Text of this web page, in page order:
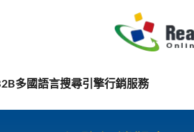
多國語言搜尋引擎行銷服務